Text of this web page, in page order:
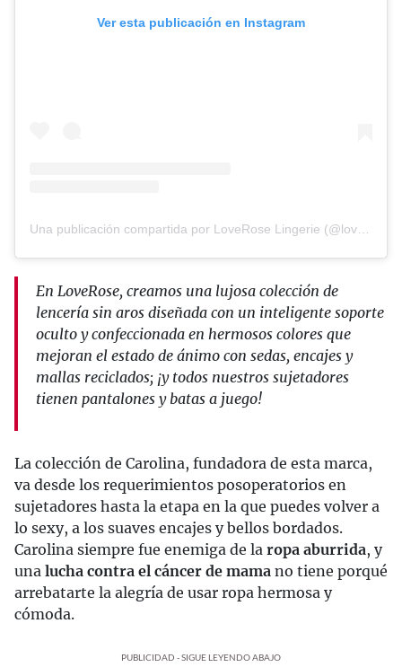
Ver esta publicación en Instagram
En LoveRose, creamos una lujosa colección de
lencería sin aros diseñada con un inteligente soporte
oculto y confeccionada en hermosos colores que
mejoran el estado de ánimo con sedas, encajes y
mallas reciclados; ¡y todos nuestros sujetadores
tienen pantalones y batas a juego!
La colección de Carolina, fundadora de esta marca,
va desde los requerimientos posoperatorios en
sujetadores hasta la etapa en la que puedes volver a
lo sexy, a los suaves encajes y bellos bordados.
Carolina siempre fue enemiga de la ropa aburrida, y
una lucha contra el cáncer de mama no tiene porqué
arrebatarte la alegría de usar ropa hermosa y
cómoda.
PUBLICIDAD - SIGUE LEYENDO ABAJO